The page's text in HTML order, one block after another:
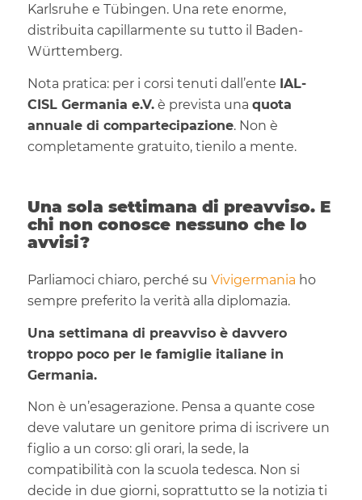
Karlsruhe e Tübingen. Una rete enorme,
distribuita capillarmente su tutto il Baden-
Württemberg.
Nota pratica: per i corsi tenuti dall’ente IAL-
CISL Germania e.V. è prevista una quota
annuale di compartecipazione. Non è
completamente gratuito, tienilo a mente.
Una sola settimana di preavviso. E
chi non conosce nessuno che lo
avvisi?
Parliamoci chiaro, perché su Vivigermania ho
sempre preferito la verità alla diplomazia.
Una settimana di preavviso è davvero
troppo poco per le famiglie italiane in
Germania.
Non è un’esagerazione. Pensa a quante cose
deve valutare un genitore prima di iscrivere un
figlio a un corso: gli orari, la sede, la
compatibilità con la scuola tedesca. Non si
decide in due giorni, soprattutto se la notizia ti